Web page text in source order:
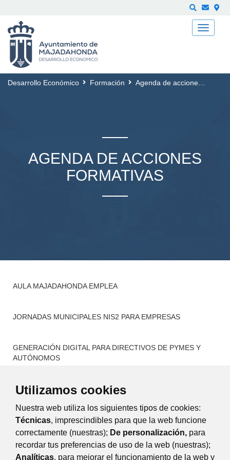
Utilizamos cookies
Nuestra web utiliza los siguientes tipos de cookies:
Técnicas, imprescindibles para que la web funcione
correctamente (nuestras); De personalización, para
recordar tus preferencias de uso de la web (nuestras);
Analíticas, para mejorar el funcionamiento de la web y
Desarrollo Económico Formación Agenda de acciones formativas
AGENDA DE ACCIONES
FORMATIVAS
AULA MAJADAHONDA EMPLEA
JORNADAS MUNICIPALES NIS2 PARA EMPRESAS
GENERACIÓN DIGITAL PARA DIRECTIVOS DE PYMES Y
AUTÓNOMOS
AGENDA DE ACCIONES FORMATIVAS
CITA PREVIA FORMACIÓN Y ASESORAMIENTO
Eventos Día Semana Mes Año